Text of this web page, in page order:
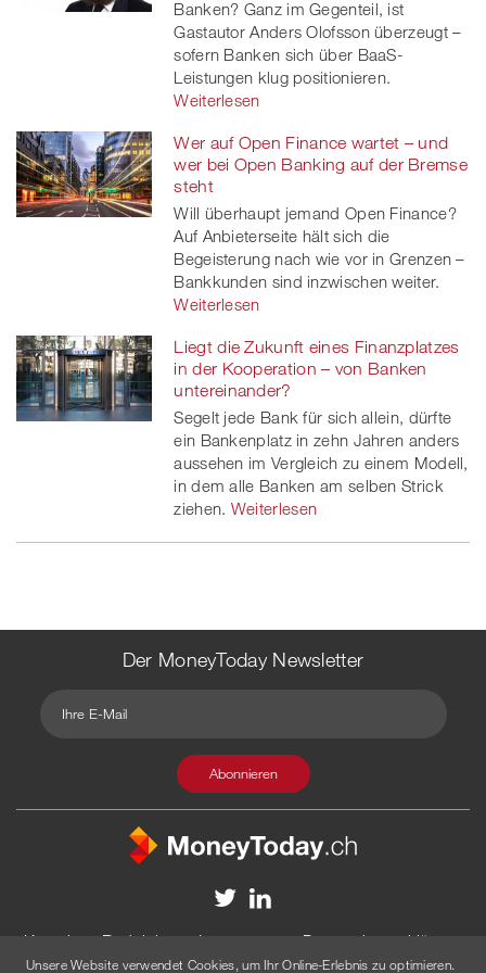
Banken? Ganz im Gegenteil, ist
Gastautor Anders Olofsson überzeugt –
sofern Banken sich über BaaS-
Leistungen klug positionieren.
Weiterlesen
Wer auf Open Finance wartet – und
wer bei Open Banking auf der Bremse
steht
Will überhaupt jemand Open Finance?
Auf Anbieterseite hält sich die
Begeisterung nach wie vor in Grenzen –
Bankkunden sind inzwischen weiter.
Weiterlesen
Liegt die Zukunft eines Finanzplatzes
in der Kooperation – von Banken
untereinander?
Segelt jede Bank für sich allein, dürfte
ein Bankenplatz in zehn Jahren anders
aussehen im Vergleich zu einem Modell,
in dem alle Banken am selben Strick
ziehen. Weiterlesen
Der MoneyToday Newsletter
Kontakt Redaktion Impressum
Datenschutzerklärung
Disclaimer
Werbung
Unsere Website verwendet Cookies, um Ihr Online-Erlebnis zu optimieren.